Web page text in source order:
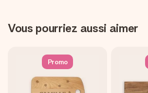
Vous pourriez aussi aimer
Promo